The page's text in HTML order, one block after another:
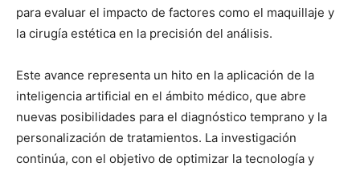
para evaluar el impacto de factores como el maquillaje y
la cirugía estética en la precisión del análisis.
Este avance representa un hito en la aplicación de la
inteligencia artificial en el ámbito médico, que abre
nuevas posibilidades para el diagnóstico temprano y la
personalización de tratamientos. La investigación
continúa, con el objetivo de optimizar la tecnología y